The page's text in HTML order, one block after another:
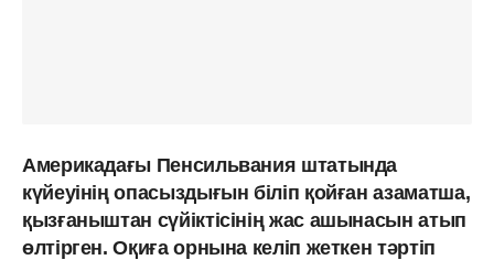
Америкадағы Пенсильвания штатында
күйеуінің опасыздығын біліп қойған азаматша,
қызғаныштан сүйіктісінің жас ашынасын атып
өлтірген. Оқиға орнына келіп жеткен тәртіп